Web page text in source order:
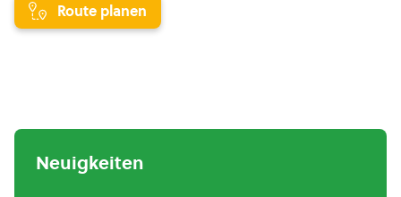
Route planen
Neuigkeiten